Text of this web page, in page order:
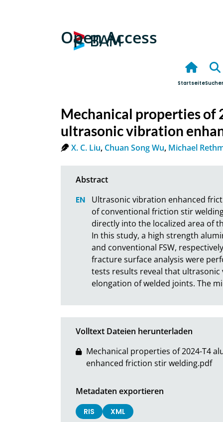
Open Access
Startseite
Mechanical properties of
ultrasonic vibration
X. C. Liu, Chuan Song Wu, Michael
Ultrasonic vibration enhanced
of conventional friction stir
directly into the localized area of
In this study, a high strength
and conventional FSW,
fracture surface analysis were
tests results reveal that
elongation of welded joints. The
Volltext Dateien herunterladen
Mechanical properties of 2024-T4
enhanced friction stir welding.pdf
Metadaten exportieren
RIS XML